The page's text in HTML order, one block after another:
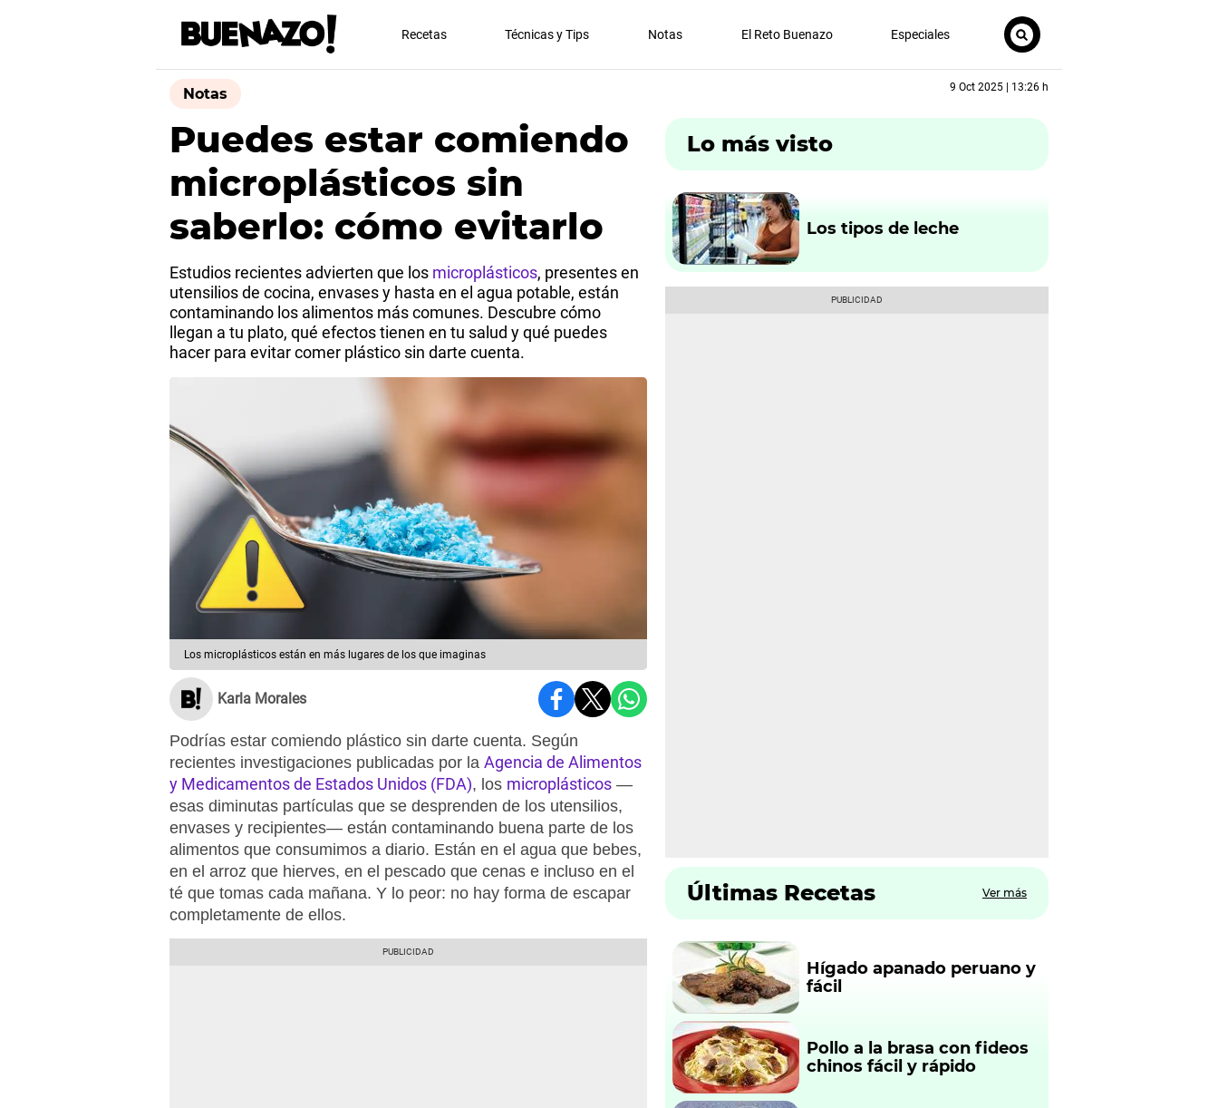
Recetas Técnicas y Tips Notas El Reto Buenazo Especiales
Notas 9 Oct 2025 | 13:26 h
Puedes estar comiendo
microplásticos sin
saberlo: cómo evitarlo
Estudios recientes advierten que los microplásticos, presentes en
utensilios de cocina, envases y hasta en el agua potable, están
contaminando los alimentos más comunes. Descubre cómo
llegan a tu plato, qué efectos tienen en tu salud y qué puedes
hacer para evitar comer plástico sin darte cuenta.
Los microplásticos están en más lugares de los que imaginas
Karla Morales
Podrías estar comiendo plástico sin darte cuenta. Según
recientes investigaciones publicadas por la Agencia de Alimentos
y Medicamentos de Estados Unidos (FDA), los microplásticos —
esas diminutas partículas que se desprenden de los utensilios,
envases y recipientes— están contaminando buena parte de los
alimentos que consumimos a diario. Están en el agua que bebes,
en el arroz que hierves, en el pescado que cenas e incluso en el
té que tomas cada mañana. Y lo peor: no hay forma de escapar
completamente de ellos.
Lo más visto
Los tipos de leche
Últimas Recetas Ver más
Hígado apanado peruano y
fácil
Pollo a la brasa con fideos
chinos fácil y rápido